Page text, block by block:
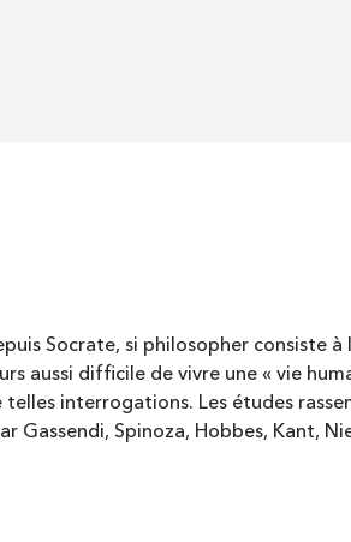
Socrate, si philosopher consiste
aussi difficile de vivre une « vie
interrogations. Les études
Gassendi, Spinoza, Hobbes, Kant,